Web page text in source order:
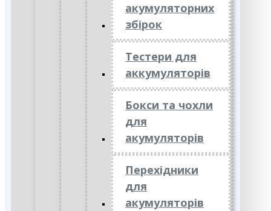
акумуляторних
збірок
Тестери для
аккумуляторів
Бокси та чохли
для
акумуляторів
Перехідники
для
акумуляторів